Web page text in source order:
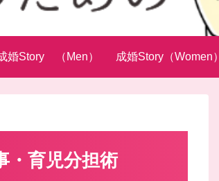
婚Story （Men） 成婚Story（Women）
・育児分担術